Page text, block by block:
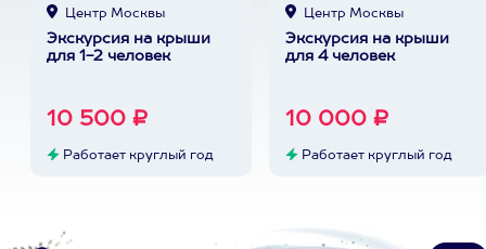
Центр Москвы
Экскурсия на крыши
для 1-2 человек
10 500 ₽
Работает круглый год
Центр Москвы
Экскурсия на крыши
для 4 человек
10 000 ₽
Работает круглый год